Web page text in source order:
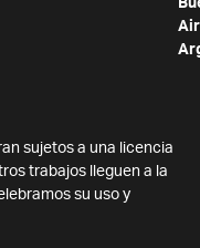
sujetos a una licencia
trabajos lleguen a la
su uso y